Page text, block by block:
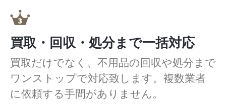
買取・回収・処分まで一括対応
買取だけでなく、不用品の回収や処分まで
ワンストップで対応致します。複数業者
に依頼する手間がありません。